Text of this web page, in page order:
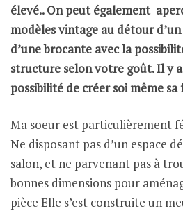
élevé.. On peut également
modèles vintage au détour
d’une brocante avec la
structure selon votre goût. Il y
possibilité de créer soi même sa
Ma soeur est particulièrement
Ne disposant pas d’un espace
salon, et ne parvenant pas à
bonnes dimensions pour
pièce Elle s’est construite un